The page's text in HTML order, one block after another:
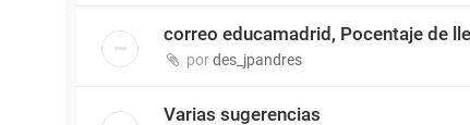
correo educamadrid, Pocentaje de
pordes_jpandres
Varias sugerencias